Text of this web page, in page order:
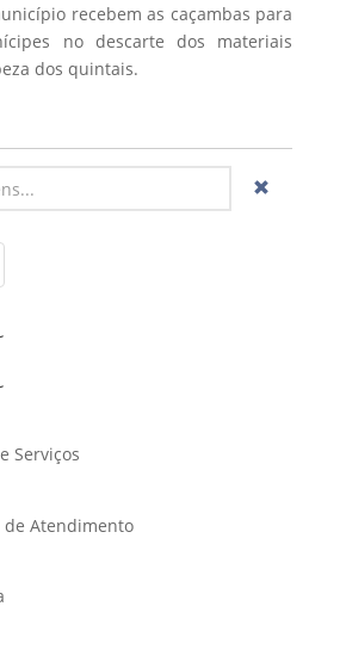
recebem as caçambas para
no descarte dos materiais
dos quintais.
Serviços
de Atendimento